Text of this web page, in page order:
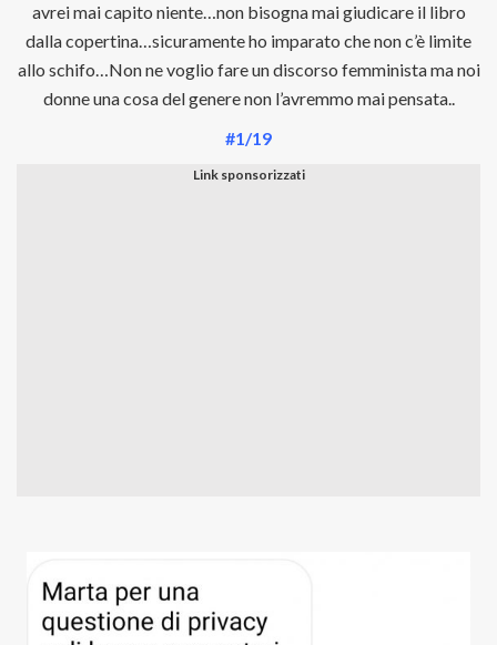
avrei mai capito niente…non bisogna mai giudicare il libro
dalla copertina…sicuramente ho imparato che non c’è limite
allo schifo…Non ne voglio fare un discorso femminista ma noi
donne una cosa del genere non l’avremmo mai pensata..
#1/19